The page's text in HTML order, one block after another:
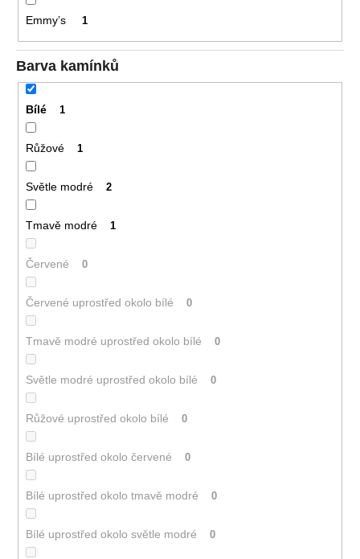
Emmy’s 1
Barva kamínků
Bílé 1
Růžové 1
Světle modré 2
Tmavě modré 1
Červené 0
Červené uprostřed okolo bílé 0
Tmavě modré uprostřed okolo bílé 0
Světle modré uprostřed okolo bílé 0
Růžové uprostřed okolo bílé 0
Bílé uprostřed okolo červené 0
Bílé uprostřed okolo tmavě modré 0
Bílé uprostřed okolo světle modré 0
790
Kč
Původně:
5
900
Kč